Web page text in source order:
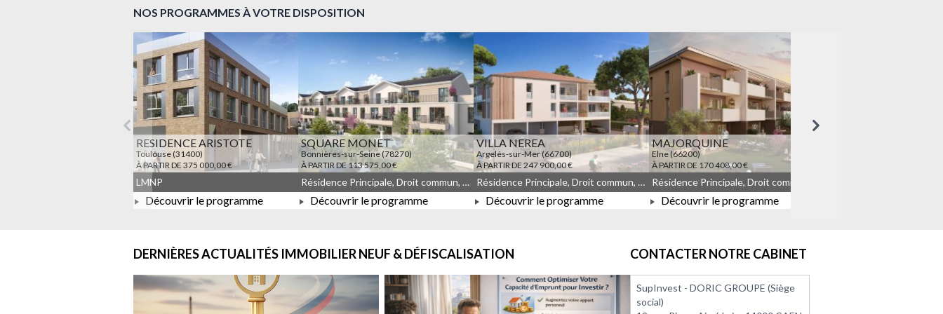
NOS PROGRAMMES À VOTRE DISPOSITION
Précédent Suivant
RESIDENCE ARISTOTE
Toulouse (31400)
À PARTIR DE 375 000,00 €
À PARTIR DE 375 000,00 €
LMNP
Découvrir le programme
SQUARE MONET
Bonnières-sur-Seine (78270)
À PARTIR DE 113 575,00 €
À PARTIR DE 113 575,00 €
Résidence Principale, Droit commun, Meublé non géré, JEANBRUN, LLI, LLI_JEANBRUN
Découvrir le programme
VILLA NEREA
Argelès-sur-Mer (66700)
À PARTIR DE 247 900,00 €
À PARTIR DE 247 900,00 €
Résidence Principale, Droit commun, Meublé non géré, JEANBRUN
Découvrir le programme
MAJORQUINE
Elne (66200)
À PARTIR DE 170 408,00 €
À PARTIR DE 170 408,00 €
Découvrir le programme
DERNIÈRES ACTUALITÉS IMMOBILIER NEUF & DÉFISCALISATION CONTACTER NOTRE CABINET
SupInvest - DORIC GROUPE (Siège
social)